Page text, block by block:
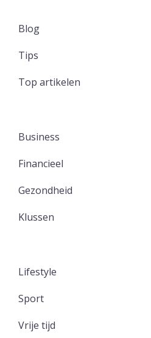
Blog
Tips
Top artikelen
Business
Financieel
Gezondheid
Klussen
Lifestyle
Sport
Vrije tijd